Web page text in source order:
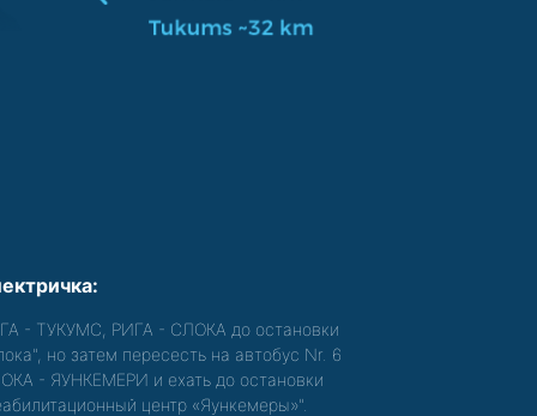
- ТУКУМС, РИГА - СЛОКА до остановки
но затем пересесть на автобус Nr. 6
- ЯУНКЕМЕРИ и ехать до остановки
центр «Яункемеры»".